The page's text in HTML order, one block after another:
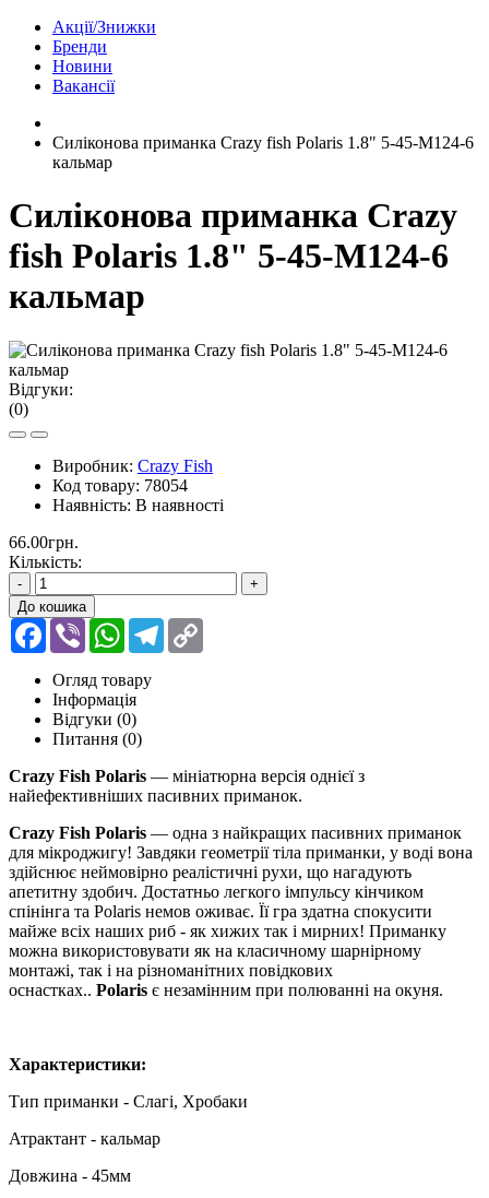
Акції/Знижки
Бренди
Новини
Вакансії
Силіконова приманка Crazy fish Polaris 1.8" 5-45-M124-6
кальмар
Силіконова приманка Crazy
fish Polaris 1.8" 5-45-M124-6
кальмар
Відгуки:
(0)
Виробник: Crazy Fish
Код товару: 78054
Наявність: В наявності
66.00грн.
Кількість:
-
+
До кошика
Facebook
Viber WhatsApp
Telegram
Огляд товару
Інформація
Відгуки (0)
Питання (0)
Crazy Fish Polaris — мініатюрна версія однієї з
найефективніших пасивних приманок.
Crazy Fish Polaris — одна з найкращих пасивних приманок
для мікроджигу! Завдяки геометрії тіла приманки, у воді вона
здійснює неймовірно реалістичні рухи, що нагадують
апетитну здобич. Достатньо легкого імпульсу кінчиком
спінінга та Polaris немов оживає. Її гра здатна спокусити
майже всіх наших риб - як хижих так і мирних! Приманку
можна використовувати як на класичному шарнірному
монтажі, так і на різноманітних повідкових
оснастках.. Polaris є незамінним при полюванні на окуня.
Характеристики:
Тип приманки - Cлагі, Хробаки
Атрактант - кальмар
Довжина - 45мм